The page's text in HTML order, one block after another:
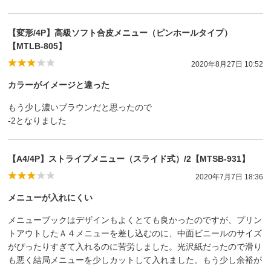
【変形/4P】高級ソフト合皮メニュー（ピンホールタイプ）
【MTLB-805】
2020年8月27日 10:52
カラーがイメージと違った
もう少し濃いブラウンだと思ったので
-2となりました
【A4/4P】ストライプメニュー（スライド式）/2【MTSB-931】
2020年7月7日 18:36
メニューが入れにくい
メニューブックはデザインもよくとても良かったのですが、プリン
トアウトしたＡ４メニューを差し込むのに、中面ビニールのサイズ
がぴったりすぎて入れるのに苦労しました。光沢紙だったので滑り
も悪く結局メニューを少しカットして入れました。もう少し余裕が